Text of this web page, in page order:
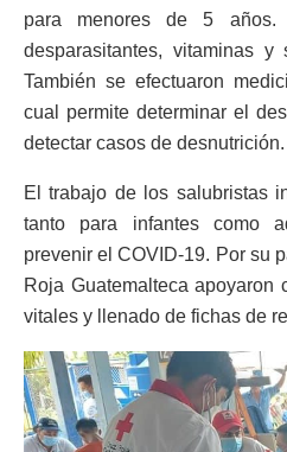
para menores de 5 años.
desparasitantes, vitaminas y
También se efectuaron
cual permite determinar el
detectar casos de desnutrición.
El trabajo de los salubristas
tanto para infantes como
prevenir el COVID-19. Por su
Roja Guatemalteca
vitales y llenado de fichas de